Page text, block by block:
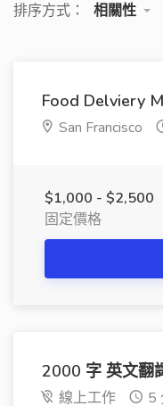
排序方式： 相關性
Food Delviery
San Francisco
$1,000 - $2,500
固定價格
2000 字 英文翻
線上工作 5